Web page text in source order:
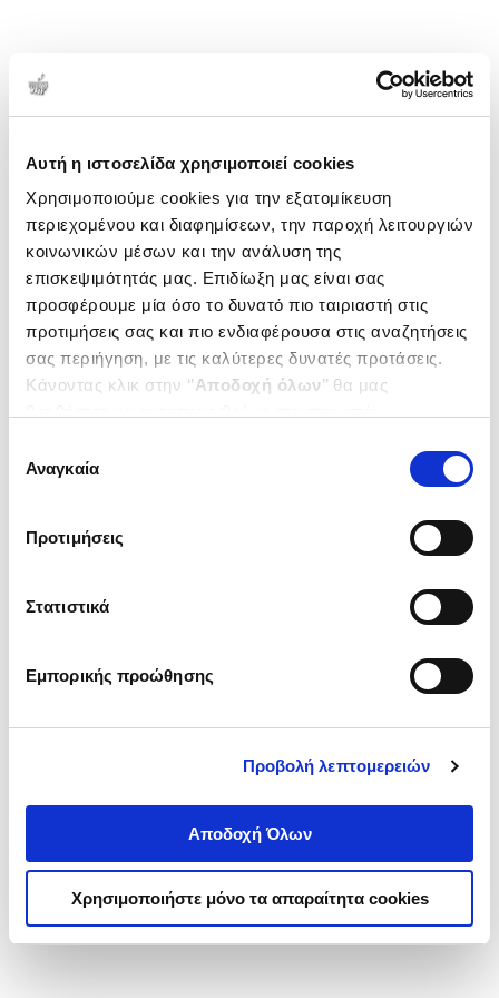
Αυτή η ιστοσελίδα χρησιμοποιεί cookies
Χρησιμοποιούμε cookies για την εξατομίκευση
περιεχομένου και διαφημίσεων, την παροχή λειτουργιών
κοινωνικών μέσων και την ανάλυση της
επισκεψιμότητάς μας. Επιδίωξη μας είναι σας
προσφέρουμε μία όσο το δυνατό πιο ταιριαστή στις
προτιμήσεις σας και πιο ενδιαφέρουσα στις αναζητήσεις
σας περιήγηση, με τις καλύτερες δυνατές προτάσεις.
Κάνοντας κλικ στην ‘’Αποδοχή όλων’’ θα μας
ενδιαφέρουν και να επιλέξετε από τα παρακάτω με την
΄΄και να ενημερωθείτε σχετικά με
συγκατάθεσης
Αναγκαία
Προτιμήσεις
Στατιστικά
Εμπορικής προώθησης
Προβολή λεπτομερειών
Αποδοχή Όλων
Χρησιμοποιήστε μόνο τα απαραίτητα cookies